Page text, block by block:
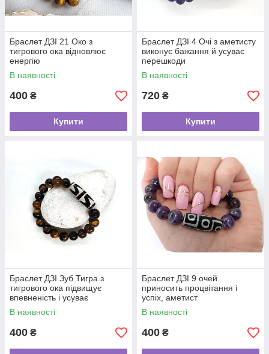
Браслет ДЗІ 21 Око з
тигрового ока відновлює
енергію
В наявності
400 ₴
Купити
Браслет ДЗІ 4 Очі з аметисту
виконує бажання й усуває
перешкоди
В наявності
720 ₴
Купити
Браслет ДЗІ Зуб Тигра з
тигрового ока підвищує
впевненість і усуває
перешкоди
В наявності
400 ₴
Браслет ДЗІ 9 очей
приносить процвітання і
успіх, аметист
В наявності
400 ₴